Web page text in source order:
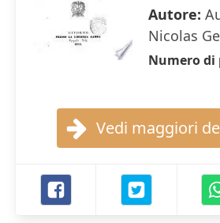
Autore:
Nicolas
Numero di
Vedi maggiori